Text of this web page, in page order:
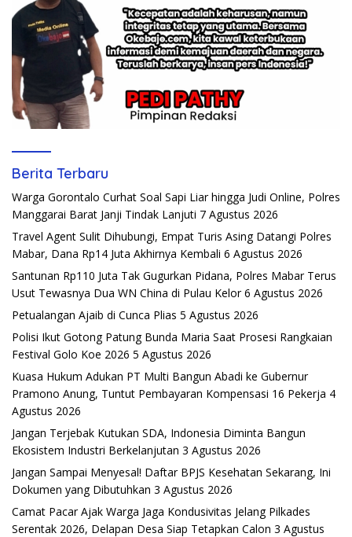
Berita Terbaru
Warga Gorontalo Curhat Soal Sapi Liar hingga Judi Online, Polres
Manggarai Barat Janji Tindak Lanjuti 7 Agustus 2026
Travel Agent Sulit Dihubungi, Empat Turis Asing Datangi Polres
Mabar, Dana Rp14 Juta Akhirnya Kembali 6 Agustus 2026
Santunan Rp110 Juta Tak Gugurkan Pidana, Polres Mabar Terus
Usut Tewasnya Dua WN China di Pulau Kelor 6 Agustus 2026
Petualangan Ajaib di Cunca Plias 5 Agustus 2026
Polisi Ikut Gotong Patung Bunda Maria Saat Prosesi Rangkaian
Festival Golo Koe 2026 5 Agustus 2026
Kuasa Hukum Adukan PT Multi Bangun Abadi ke Gubernur
Pramono Anung, Tuntut Pembayaran Kompensasi 16 Pekerja 4
Agustus 2026
Jangan Terjebak Kutukan SDA, Indonesia Diminta Bangun
Ekosistem Industri Berkelanjutan 3 Agustus 2026
Jangan Sampai Menyesal! Daftar BPJS Kesehatan Sekarang, Ini
Dokumen yang Dibutuhkan 3 Agustus 2026
Camat Pacar Ajak Warga Jaga Kondusivitas Jelang Pilkades
Serentak 2026, Delapan Desa Siap Tetapkan Calon 3 Agustus